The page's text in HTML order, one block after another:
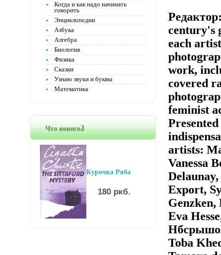
Когда и как надо начинать
говорить
Энциклопедии
Азбука
Алгебра
Биология
Физика
Сказки
Узнаю звуки и буквы
Математика
Что новогоჰ
Курочка Ряба
180 ркб.
century's
each
work,
covered
feminist
artists:
Vanessa
Export,
Eva
Toba